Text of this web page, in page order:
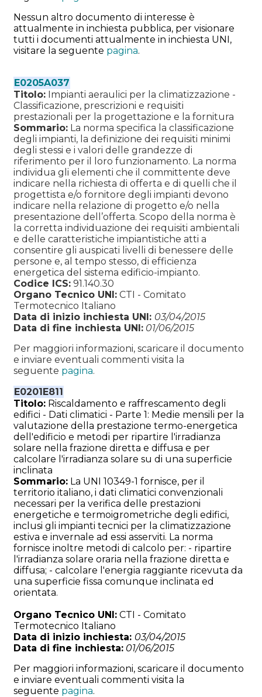
Nessun altro documento di interesse è
attualmente in inchiesta pubblica, per visionare
tutti i documenti attualmente in inchiesta UNI,
visitare la seguente pagina.
E0205A037
Titolo: Impianti aeraulici per la climatizzazione -
Classificazione, prescrizioni e requisiti
prestazionali per la progettazione e la fornitura
Sommario: La norma specifica la classificazione
degli impianti, la definizione dei requisiti minimi
degli stessi e i valori delle grandezze di
riferimento per il loro funzionamento. La norma
individua gli elementi che il committente deve
indicare nella richiesta di offerta e di quelli che il
progettista e/o fornitore degli impianti devono
indicare nella relazione di progetto e/o nella
presentazione dell’offerta. Scopo della norma è
la corretta individuazione dei requisiti ambientali
e delle caratteristiche impiantistiche atti a
consentire gli auspicati livelli di benessere delle
persone e, al tempo stesso, di efficienza
energetica del sistema edificio-impianto.
Codice ICS: 91.140.30
Organo Tecnico UNI: CTI - Comitato
Termotecnico Italiano
Data di inizio inchiesta UNI: 03/04/2015
Data di fine inchiesta UNI: 01/06/2015
Per maggiori informazioni, scaricare il documento
e inviare eventuali commenti visita la
seguente pagina.
E0201E811
Titolo: Riscaldamento e raffrescamento degli
edifici - Dati climatici - Parte 1: Medie mensili per la
valutazione della prestazione termo-energetica
dell'edificio e metodi per ripartire l'irradianza
solare nella frazione diretta e diffusa e per
calcolare l'irradianza solare su di una superficie
inclinata
Sommario: La UNI 10349-1 fornisce, per il
territorio italiano, i dati climatici convenzionali
necessari per la verifica delle prestazioni
energetiche e termoigrometriche degli edifici,
inclusi gli impianti tecnici per la climatizzazione
estiva e invernale ad essi asserviti. La norma
fornisce inoltre metodi di calcolo per: - ripartire
l'irradianza solare oraria nella frazione diretta e
diffusa; - calcolare l'energia raggiante ricevuta da
una superficie fissa comunque inclinata ed
orientata.
Organo Tecnico UNI: CTI - Comitato
Termotecnico Italiano
Data di inizio inchiesta: 03/04/2015
Data di fine inchiesta: 01/06/2015
Per maggiori informazioni, scaricare il documento
e inviare eventuali commenti visita la
seguente pagina.